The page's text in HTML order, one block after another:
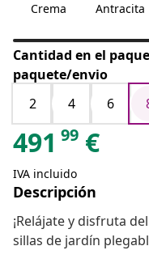
Crema Antracita
Cantidad en el
paquete/envio
2
4 6
491 99 €
IVA incluido
Descripción
¡Relájate y disfruta
sillas de jardín